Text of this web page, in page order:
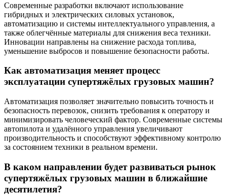
Современные разработки включают использование
гибридных и электрических силовых установок,
автоматизацию и системы интеллектуального управления, а
также облегчённые материалы для снижения веса техники.
Инновации направлены на снижение расхода топлива,
уменьшение выбросов и повышение безопасности работы.
Как автоматизация меняет процесс
эксплуатации супертяжёлых грузовых машин?
Автоматизация позволяет значительно повысить точность и
безопасность перевозок, снизить требования к оператору и
минимизировать человеческий фактор. Современные системы
автопилота и удалённого управления увеличивают
производительность и способствуют эффективному контролю
за состоянием техники в реальном времени.
В каком направлении будет развиваться рынок
супертяжёлых грузовых машин в ближайшие
десятилетия?